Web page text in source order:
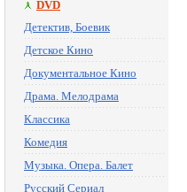
DVD
Детектив, Боевик
Детское Кино
Документальное Кино
Драма. Мелодрама
Классика
Комедия
Музыка. Опера. Балет
Русский Сериал